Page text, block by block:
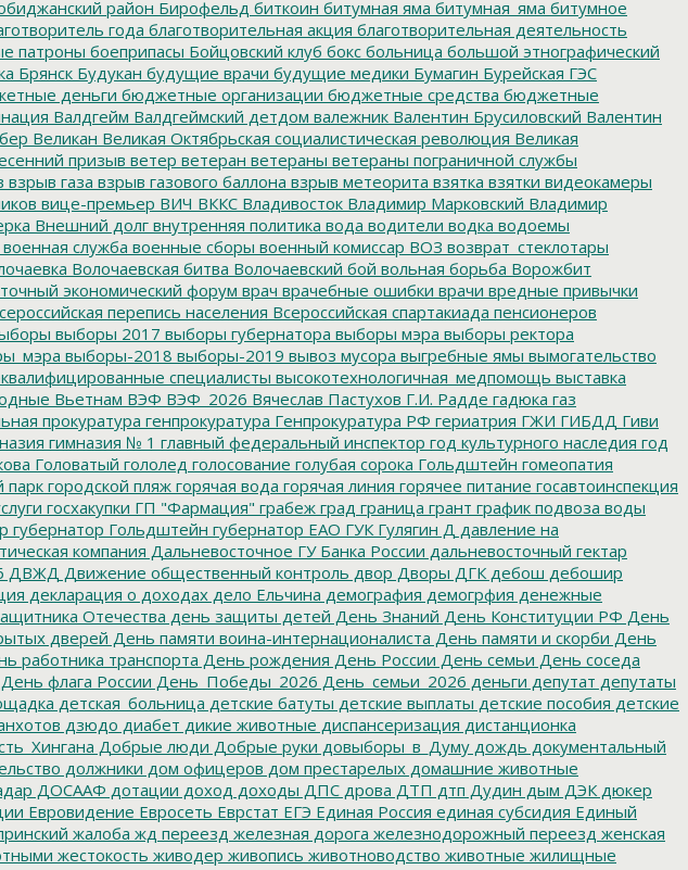
район Бирофельд биткоин битумная яма битумная_яма битумное
года благотворительная акция благотворительная деятельность
патроны боеприпасы Бойцовский клуб бокс больница большой этнографический
Брянск Будукан будущие врачи будущие медики Бумагин Бурейская ГЭС
деньги бюджетные организации бюджетные средства бюджетные
Валдгейм Валдгеймский детдом валежник Валентин Брусиловский Валентин
Великан Великая Октябрьская социалистическая революция Великая
призыв ветер ветеран ветераны ветераны пограничной службы
взрыв газа взрыв газового баллона взрыв метеорита взятка взятки видеокамеры
вице-премьер ВИЧ ВККС Владивосток Владимир Марковский Владимир
Внешний долг внутренняя политика вода водители водка водоемы
военная служба военные сборы военный комиссар ВОЗ возврат_стеклотары
Волочаевская битва Волочаевский бой вольная борьба Ворожбит
экономический форум врач врачебные ошибки врачи вредные привычки
перепись населения Всероссийская спартакиада пенсионеров
выборы 2017 выборы губернатора выборы мэра выборы ректора
выборы-2018 выборы-2019 вывоз мусора выгребные ямы вымогательство
специалисты высокотехнологичная_медпомощь выставка
Вьетнам ВЭФ ВЭФ_2026 Вячеслав Пастухов Г.И. Радде гадюка газ
прокуратура генпрокуратура Генпрокуратура РФ гериатрия ГЖИ ГИБДД Гиви
гимназия № 1 главный федеральный инспектор год культурного наследия год
Головатый гололед голосование голубая сорока Гольдштейн гомеопатия
парк городской пляж горячая вода горячая линия горячее питание госавтоинспекция
госхакупки ГП "Фармация" грабеж град граница грант график подвоза воды
губернатор Гольдштейн губернатор ЕАО ГУК Гулягин Д давление на
компания Дальневосточное ГУ Банка России дальневосточный гектар
ДВЖД Движение общественный контроль двор Дворы ДГК дебош дебошир
декларация о доходах дело Ельчина демография демогрфия денежные
Отечества день защиты детей День Знаний День Конституции РФ День
дверей День памяти воина-интернационалиста День памяти и скорби День
работника транспорта День рождения День России День семьи День соседа
День флага России День_Победы_2026 День_семьи_2026 деньги депутат депутаты
детская_больница детские батуты детские выплаты детские пособия детские
дзюдо диабет дикие животные диспансеризация дистанционка
Добрые люди Добрые руки довыборы_в_Думу дождь документальный
должники дом офицеров дом престарелых домашние животные
ДОСААФ дотации доход доходы ДПС дрова ДТП дтп Дудин дым ДЭК дюкер
Евровидение Евросеть Еврстат ЕГЭ Единая Россия единая субсидия Единый
жалоба жд переезд железная дорога железнодорожный переезд женская
жестокость живодер живопись животноводство животные жилищные